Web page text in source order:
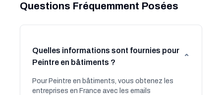
Questions Fréquemment Posées
Quelles informations sont fournies pour
Peintre en bâtiments ?
⌄
Pour Peintre en bâtiments, vous obtenez les
entreprises en France avec les emails